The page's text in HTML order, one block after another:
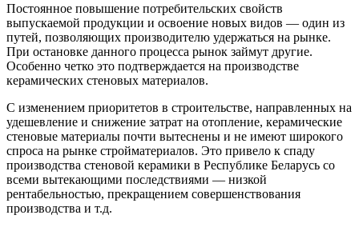
Постоянное повышение потребительских свойств
выпускаемой продукции и освоение новых видов — один из
путей, позволяющих производителю удержаться на рынке.
При остановке данного процесса рынок займут другие.
Особенно четко это подтверждается на производстве
керамических стеновых материалов.
С изменением приоритетов в строительстве, направленных на
удешевление и снижение затрат на отопление, керамические
стеновые материалы почти вытеснены и не имеют широкого
спроса на рынке стройматериалов. Это привело к спаду
производства стеновой керамики в Республике Беларусь со
всеми вытекающими последствиями — низкой
рентабельностью, прекращением совершенствования
производства и т.д.